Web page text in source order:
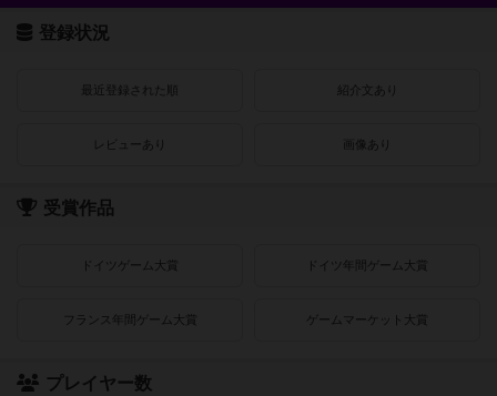
登録状況
最近登録された順 紹介文あり
レビューあり 画像あり
受賞作品
ドイツゲーム大賞 ドイツ年間ゲーム大賞
フランス年間ゲーム大賞 ゲームマーケット大賞
プレイヤー数